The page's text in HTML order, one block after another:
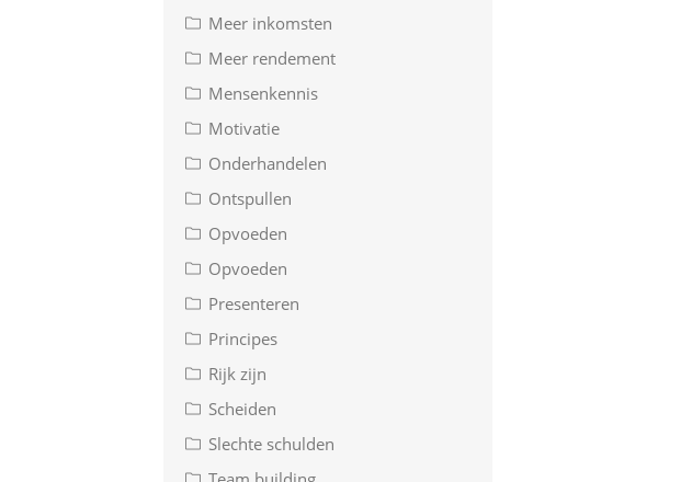
Meer inkomsten
Meer rendement
Mensenkennis
Motivatie
Onderhandelen
Ontspullen
Opvoeden
Opvoeden
Presenteren
Principes
Rijk zijn
Scheiden
Slechte schulden